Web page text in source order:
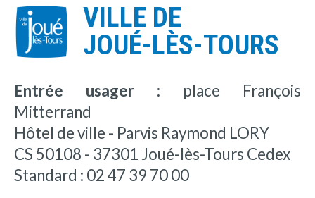
VILLE DE
JOUÉ-LÈS-TOURS
Entrée usager : place François
Mitterrand
Hôtel de ville - Parvis Raymond LORY
CS 50108 - 37301 Joué-lès-Tours Cedex
Standard : 02 47 39 70 00